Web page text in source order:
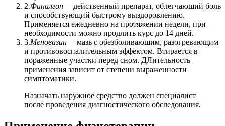
2.Финалгон— действенный препарат, облегчающий боль
и способствующий быстрому выздоровлению.
Применяется ежедневно на протяжении недели, при
необходимости можно продлить курс до 14 дней.
3.Меновазин— мазь с обезболивающим, разогревающим
и противовоспалительным эффектом. Втирается в
пораженные участки перед сном. ДЛительность
применения зависит от степени выраженности
симптоматики.
Назначать наружное средство должен специалист
после проведения диагностического обследования.